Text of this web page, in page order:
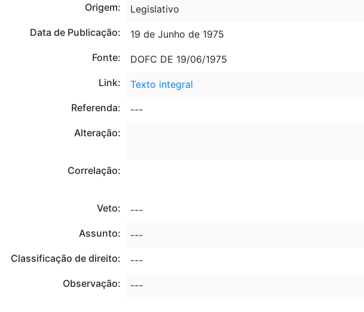
Origem:
Legislativo
Data de Publicação:
19 de Junho de 1975
Fonte:
DOFC DE 19/06/1975
Link:
Texto integral
Referenda:
---
Alteração:
Correlação:
Veto:
---
Assunto:
---
Classificação de direito:
---
Observação:
---